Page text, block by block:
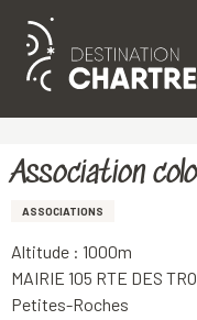
Aller
principal
Association
ASSOCIATIONS
Altitude : 1000m
MAIRIE 105 RTE DES
Petites-Roches